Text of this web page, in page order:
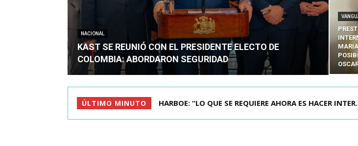
NACIONAL
KAST SE REUNIÓ CON EL PRESIDENTE ELECTO DE
COLOMBIA: ABORDARON SEGURIDAD
ÚLTIMO MINUTO BIMINISTRO MAS POR IPC: “LA ECONOMÍA SE ESTÁ